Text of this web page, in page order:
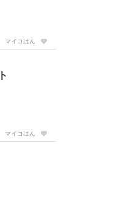
マイコはん
マイコはん